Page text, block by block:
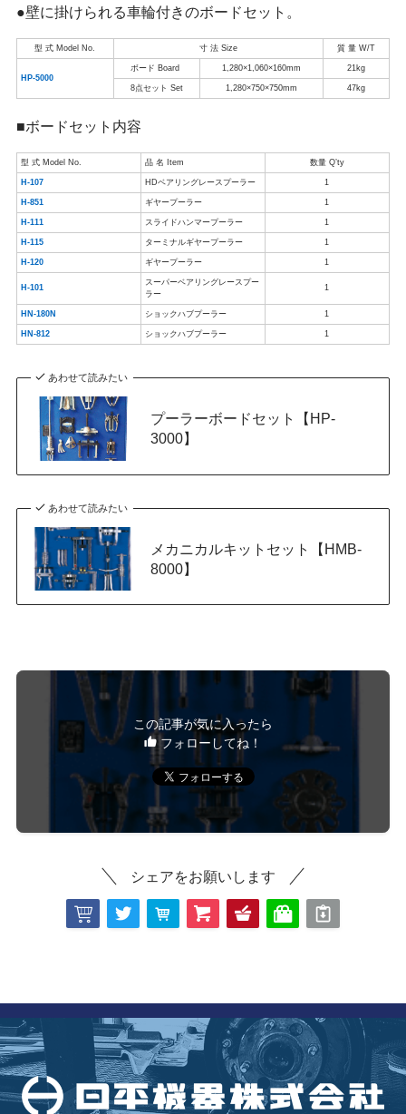
●壁に掛けられる車輪付きのボードセット。
型 式 Model No. 寸 法 Size 質 量 W/T
HP-5000
ボード Board 1,280×1,060×160mm 21kg
8点セット Set 1,280×750×750mm 47kg
■ボードセット内容
型 式 Model No. 品 名 Item 数量 Q’ty
H-107 HDベアリングレースプーラー 1
H-851 ギヤープーラー 1
H-111 スライドハンマープーラー 1
H-115 ターミナルギヤープーラー 1
H-120 ギヤープーラー 1
H-101
スーパーベアリングレースプー
ラー
1
HN-180N ショックハブプーラー 1
HN-812 ショックハブプーラー 1
あわせて読みたい
プーラーボードセット【HP-
3000】
あわせて読みたい
メカニカルキットセット【HMB-
8000】
この記事が気に入ったら
フォローしてね！
シェアをお願いします